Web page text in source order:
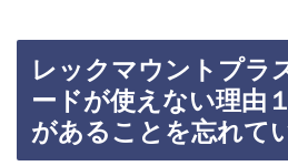
レックマウントプラ
ードが使えない理由
があることを忘れて